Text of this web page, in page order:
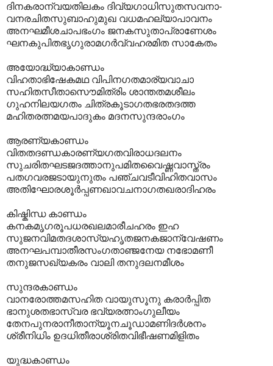
ദിനകരാന്വയതിലകം ദിവ്യഗാധിസുതസവനാ-
വനരചിതസുബാഹുമുഖ വധമഹല്യാപാവനം
അനഘമീശചാപഭംഗം ജനകസുതാപ്രാണേശം
ഘനകുപിതഭൃഗുരാമഗർവ്വഹരമിത സാകേതം
അയോദ്ധ്യാകാണ്ഡം
വിഹതാഭിഷേകമഥ വിപിനഗതമാര്യവാചാ
സഹിതസീതാസൌമിത്രിം ശാന്തതമശീലം
ഗുഹനിലയഗതം ചിത്രകൂടാഗതഭരതദത്ത
മഹിതരത്നമയപാദുകം മദനസുന്ദരാംഗം
ആരണ്യകാണ്ഡം
വിതതദണ്ഡകാരണ്യഗതവിരാധദലനം
സുചരിതഘടജദത്താനുപമിതവൈഷ്ണവാസ്ത്രം
പതഗവരജടായുനുതം പഞ്ചവടീവിഹിതവാസം
അതിഘോരശൂർപ്പണഖാവചനാഗതഖരാദിഹരം
കിഷ്കിന്ധ കാണ്ഡം
കനകമൃഗരൂപധരഖലമാരീചഹരം ഇഹ
സുജനവിമതദശാസ്യഹൃതജനകജാന്വേഷണം
അനഘപമ്പാതീരസംഗതാഞ്ജനേയ നഭോമണീ
തനുജസഖ്യകരം വാലി തനുദലനമീശം
സുന്ദരകാണ്ഡം
വാനരോത്തമസഹിത വായുസൂനു കരാർപ്പിത
ഭാനുശതഭാസ്വര ഭവ്യരത്നാംഗുലീയം
തേനപുനരാനീതാന്യൂനചൂഡാമണിദർശനം
ശ്രീനിധിം ഉദധിതീരാശ്രിതവിഭീഷണമിളിതം
യുദ്ധകാണ്ഡം